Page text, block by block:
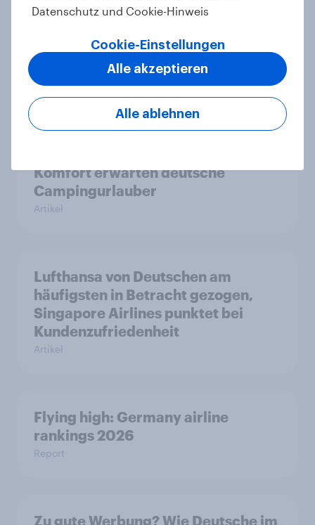
virtueller Reiseführer, weniger
Buchungsagent
Artikel
Komfort erwarten deutsche
Campingurlauber
Artikel
Lufthansa von Deutschen am
häufigsten in Betracht gezogen,
Singapore Airlines punktet bei
Kundenzufriedenheit
Artikel
Flying high: Germany airline
rankings 2026
Report
Zu gute Werbung? Wie Deutsche im
Datenschutz und Cookie-Hinweis
Cookie-Einstellungen
Alle ablehnen
Alle akzeptieren